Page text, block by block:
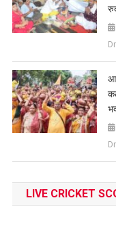
LIVE CRICKET